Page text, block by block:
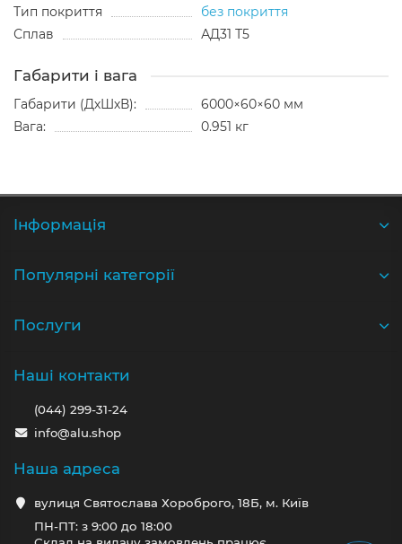
Тип покриття
без покриття
Сплав
АД31 Т5
Габарити і вага
Габарити (ДхШхВ):
6000×60×60 мм
Вага:
0.951 кг
Iнформація
Популярні категорії
Послуги
Наші контакти
(044) 299-31-24
info@alu.shop
Наша адреса
вулиця Святослава Хороброго, 18Б, м. Київ
ПН-ПТ: з 9:00 до 18:00